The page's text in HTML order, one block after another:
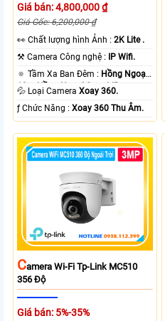
Giá bán: 4,800,000 ₫
Giá Gốc: 6,200,000 ₫
️👀 Chất lượng hình Ảnh :2K Lite .
⚒ Camera Công nghệ : IP Wifi.
🔅 Tầm Xa Ban Đêm : Hồng Ngoại
10m Hồng Ngoại Smart IR.
💦 Loại CameraXoay 360.
️ƒ Chức Năng :Xoay 360 Thu Âm.
CAmera Wi-Fi Tp-Link MC510
356 Độ
Giá bán: 5%-35%